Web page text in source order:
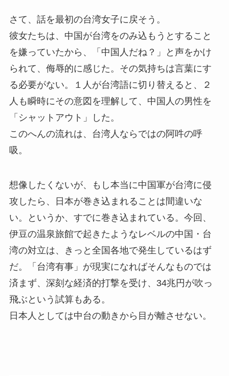
さて、話を最初の台湾女子に戻そう。
彼女たちは、中国が台湾をのみ込もうとすること
を嫌っていたから、「中国人だね？」と声をかけ
られて、侮辱的に感じた。その気持ちは言葉にす
る必要がない。１人が台湾語に切り替えると、２
人も瞬時にその意図を理解して、中国人の男性を
「シャットアウト」した。
このへんの流れは、台湾人ならではの阿吽の呼
吸。
想像したくないが、もし本当に中国軍が台湾に侵
攻したら、日本が巻き込まれることは間違いな
い。というか、すでに巻き込まれている。今回、
伊豆の温泉旅館で起きたようなレベルの中国・台
湾の対立は、きっと全国各地で発生しているはず
だ。「台湾有事」が現実になればそんなものでは
済まず、深刻な経済的打撃を受け、34兆円が吹っ
飛ぶという試算もある。
日本人としては中台の動きから目が離させない。